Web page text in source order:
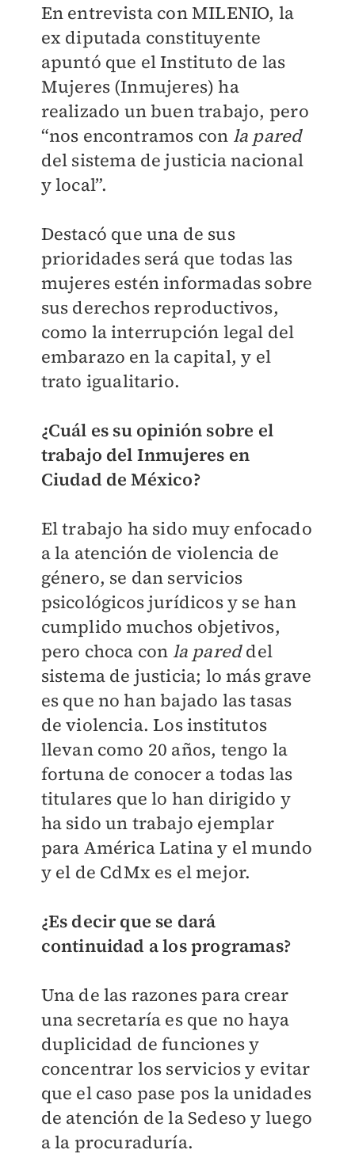
En entrevista con MILENIO, la
ex diputada constituyente
apuntó que el Instituto de las
Mujeres (Inmujeres) ha
realizado un buen trabajo, pero
“nos encontramos con la pared
del sistema de justicia nacional
y local”.
Destacó que una de sus
prioridades será que todas las
mujeres estén informadas sobre
sus derechos reproductivos,
como la interrupción legal del
embarazo en la capital, y el
trato igualitario.
¿Cuál es su opinión sobre el
trabajo del Inmujeres en
Ciudad de México?
El trabajo ha sido muy enfocado
a la atención de violencia de
género, se dan servicios
psicológicos jurídicos y se han
cumplido muchos objetivos,
pero choca con la pareddel
sistema de justicia; lo más grave
es que no han bajado las tasas
de violencia. Los institutos
llevan como 20 años, tengo la
fortuna de conocer a todas las
titulares que lo han dirigido y
ha sido un trabajo ejemplar
para América Latina y el mundo
y el de CdMx es el mejor.
¿Es decir que se dará
continuidad a los programas?
Una de las razones para crear
una secretaría es que no haya
duplicidad de funciones y
concentrar los servicios y evitar
que el caso pase pos la unidades
de atención de la Sedeso y luego
a la procuraduría.